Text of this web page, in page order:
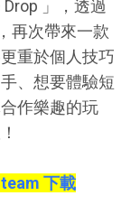
」，透過
再次帶來一款
重於個人技巧
、想要體驗短
作樂趣的玩
下載